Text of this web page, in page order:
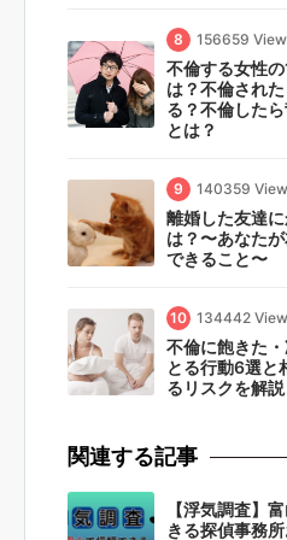
8 156659 View
不倫する女性
は？不倫され
る？不倫した
とは？
9 140359 View
離婚した友達
は？〜あなた
できること〜
10 134442 View
不倫に飽きた
とる行動6選と
るリスクを解説
関連する記事
【浮気調査】
きる探偵事務